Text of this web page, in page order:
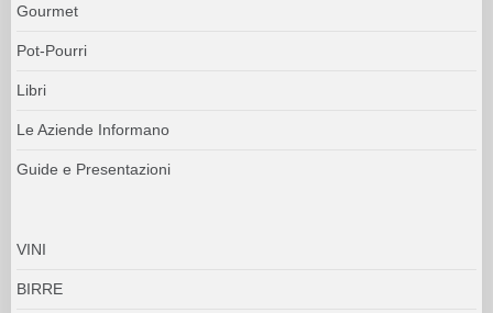
Gourmet
Pot-Pourri
Libri
Le Aziende Informano
Guide e Presentazioni
VINI
BIRRE